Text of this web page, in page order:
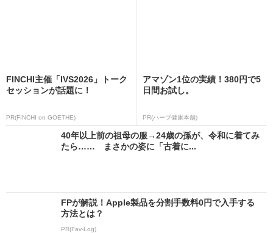
FINCHI主催「IVS2026」トーク
セッションが話題に！
PR(FINCHI on GOETHE)
アマゾン1位の実績！380円で5
日間お試し。
PR(ハーブ健康本舗)
40年以上前の祖母の服→24歳の孫が、令和に着てみ
たら…… まさかの姿に「古着に...
FPが解説！Apple製品を分割手数料0円で入手する
方法とは？
PR(Fav-Log)